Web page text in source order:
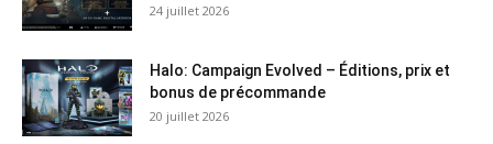
24 juillet 2026
Halo: Campaign Evolved – Éditions, prix et
bonus de précommande
20 juillet 2026